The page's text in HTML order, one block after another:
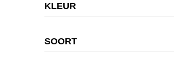
KLEUR
SOORT